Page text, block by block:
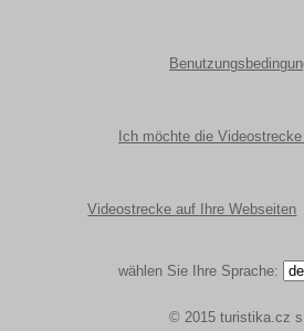
Ich möchte die
Videostrecke auf Ihre Webseiten
wählen Sie Ihre Sprache:
© 2015 turistika.cz